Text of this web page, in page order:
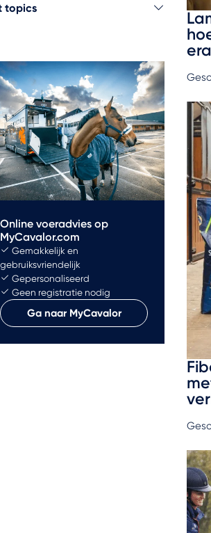
topics
Online voeradvies op
MyCavalor.com
Gemakkelijk en
gebruiksvriendelijk
Gepersonaliseerd
Geen registratie nodig
Ga naar MyCavalor